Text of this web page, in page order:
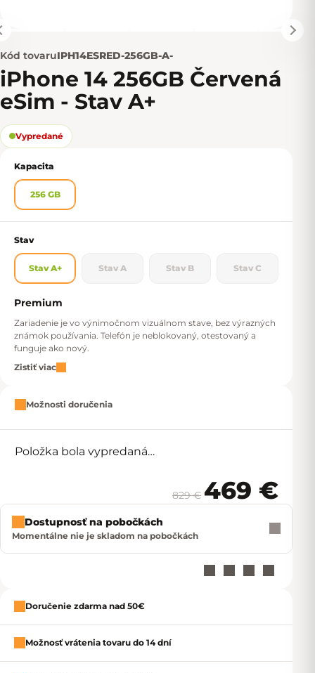
Kód tovaruIPH14ESRED-256GB-A-
iPhone 14 256GB Červená
eSim - Stav A+
Vypredané
Kapacita
256 GB
Stav
Stav A+ Stav A Stav B Stav C
Premium
Zariadenie je vo výnimočnom vizuálnom stave, bez výrazných
známok používania. Telefón je neblokovaný, otestovaný a
funguje ako nový.
Zistiť viac
Možnosti doručenia
Položka bola vypredaná…
829 € 469 €
Dostupnosť na pobočkách
Momentálne nie je skladom na pobočkách
Doručenie zdarma nad 50€
Možnosť vrátenia tovaru do 14 dní